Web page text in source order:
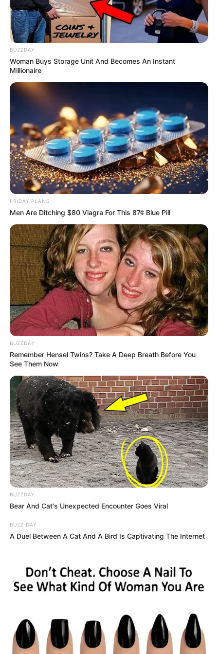
So gelingt dir
dorade rezept ofen
garantiert –
probiere es jetzt
aus!
September 5, 2025 byanna
Einleitung
Die Dorade, auch als Goldbrasse bekannt,
gehört zu den beliebtesten Fischen in der
mediterranen Küche. Mit ihrem feinen, weißen
Fleisch und dem aromatischen Geschmack
eignet sie sich perfekt für eine schonende
Zubereitung im Ofen. Viele Hobbyköche
schrecken jedoch vor Fischrezepten zurück,
weil sie meinen, es sei kompliziert. Dabei ist es
ganz einfach:
So gelingt dir Dorade Rezept
Ofen garantiert – probiere es jetzt aus!
wie du Dorade im Backofen perfekt zubereitest.
Wir gehen auf klassische Zubereitungen,
damit dein Gericht nicht nur köstlich, sondern
auch optisch ein Highlight wird.
Warum Dorade im Ofen
BUZZDAY
Woman Buys Storage Unit And Becomes An Instant
Millionaire
FRIDAY PLANS
Men Are Ditching $80 Viagra For This 87¢ Blue Pill
BUZZDAY
Remember Hensel Twins? Take A Deep Breath Before You
See Them Now
BUZZDAY
Bear And Cat's Unexpected Encounter Goes Viral
BUZZ DAY
A Duel Between A Cat And A Bird Is Captivating The Internet